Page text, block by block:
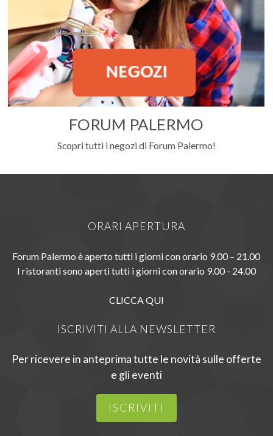
FORUM PALERMO
Scopri tutti i negozi di Forum Palermo!
ORARI APERTURA
Forum Palermo è aperto tutti i giorni con orario 9.00 – 21.00
I ristoranti sono aperti tutti i giorni con orario 9.00 - 24.00
CLICCA QUI
ISCRIVITI ALLA NEWSLETTER
Per ricevere in anteprima tutte le novità sulle offerte
e gli eventi
ISCRIVITI